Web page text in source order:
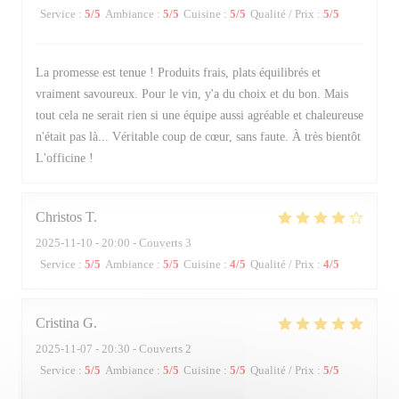
Service : 5/5 Ambiance : 5/5 Cuisine : 5/5 Qualité / Prix : 5/5
La promesse est tenue ! Produits frais, plats équilibrés et
vraiment savoureux. Pour le vin, y'a du choix et du bon. Mais
tout cela ne serait rien si une équipe aussi agréable et chaleureuse
n'était pas là... Véritable coup de cœur, sans faute. À très bientôt
L'officine !
Christos T
2025-11-10 - 20:00 - Couverts 3
Service : 5/5 Ambiance : 5/5 Cuisine : 4/5 Qualité / Prix : 4/5
Cristina G
2025-11-07 - 20:30 - Couverts 2
Service : 5/5 Ambiance : 5/5 Cuisine : 5/5 Qualité / Prix : 5/5